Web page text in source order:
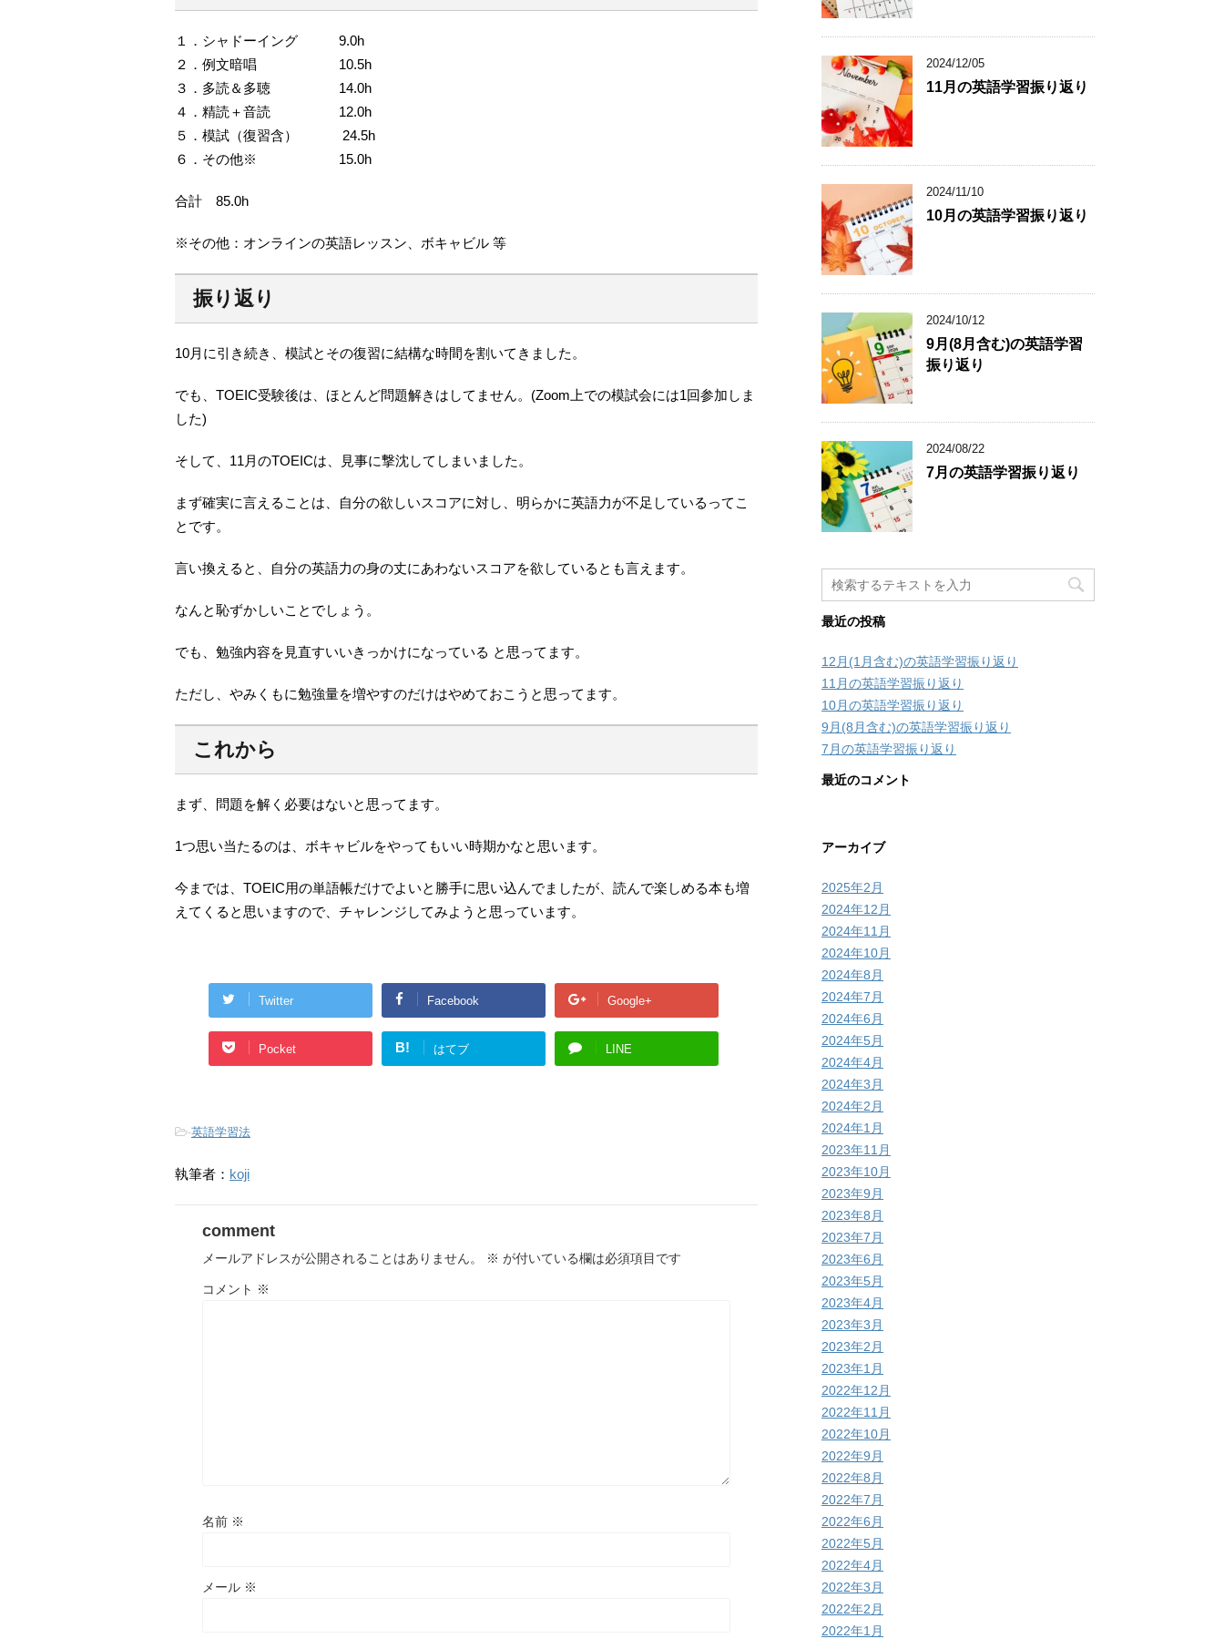
１．シャドーイング 9.0h
２．例文暗唱 10.5h
３．多読＆多聴 14.0h
４．精読＋音読 12.0h
５．模試（復習含） 24.5h
６．その他※ 15.0h
合計 85.0h
※その他：オンラインの英語レッスン、ボキャビル 等
振り返り
10月に引き続き、模試とその復習に結構な時間を割いてきました。
でも、TOEIC受験後は、ほとんど問題解きはしてません。(Zoom上での模試会には1回参加しま
した)
そして、11月のTOEICは、見事に撃沈してしまいました。
まず確実に言えることは、自分の欲しいスコアに対し、明らかに英語力が不足しているってこ
とです。
言い換えると、自分の英語力の身の丈にあわないスコアを欲しているとも言えます。
なんと恥ずかしいことでしょう。
でも、勉強内容を見直すいいきっかけになっている と思ってます。
ただし、やみくもに勉強量を増やすのだけはやめておこうと思ってます。
これから
まず、問題を解く必要はないと思ってます。
1つ思い当たるのは、ボキャビルをやってもいい時期かなと思います。
今までは、TOEIC用の単語帳だけでよいと勝手に思い込んでましたが、読んで楽しめる本も増
えてくると思いますので、チャレンジしてみようと思っています。
Twitter Facebook Google+
Pocket B! はてブ LINE
-英語学習法
執筆者： koji
comment
メールアドレスが公開されることはありません。 ※ が付いている欄は必須項目です
コメント ※
名前 ※
メール ※
2024/12/05
11月の英語学習振り返り
2024/11/10
10月の英語学習振り返り
2024/10/12
9月(8月含む)の英語学習
振り返り
2024/08/22
7月の英語学習振り返り
最近の投稿
12月(1月含む)の英語学習振り返り
11月の英語学習振り返り
10月の英語学習振り返り
9月(8月含む)の英語学習振り返り
7月の英語学習振り返り
最近のコメント
アーカイブ
2025年2月
2024年12月
2024年11月
2024年10月
2024年8月
2024年7月
2024年6月
2024年5月
2024年4月
2024年3月
2024年2月
2024年1月
2023年11月
2023年10月
2023年9月
2023年8月
2023年7月
2023年6月
2023年5月
2023年4月
2023年3月
2023年2月
2023年1月
2022年12月
2022年11月
2022年10月
2022年9月
2022年8月
2022年7月
2022年6月
2022年5月
2022年4月
2022年3月
2022年2月
2022年1月